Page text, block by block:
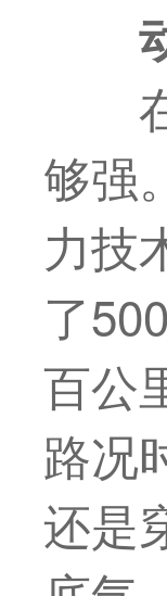
够强
力技
了
百公
路况
还是